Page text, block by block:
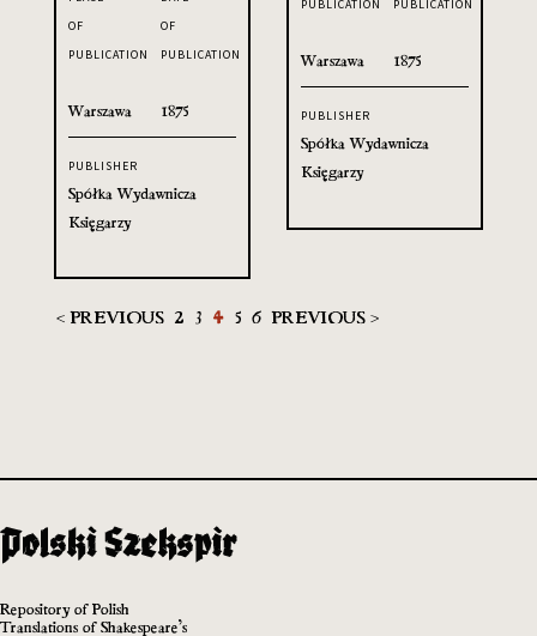
PUBLICATION
Warszawa
PUBLICATION
1875
PUBLISHER
Spółka Wydawnicza
Księgarzy
OF
PUBLICATION
Warszawa
OF
PUBLICATION
1875
PUBLISHER
Spółka Wydawnicza
Księgarzy
< PREVIOUS 2 3 4 5 6 PREVIOUS >
Repository of Polish
Translations of Shakespeare’s